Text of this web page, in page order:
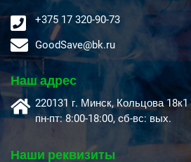
+375 17 320-90-73
GoodSave@bk.ru
Наш адрес
220131 г. Минск, Кольцова 18к1
пн-пт: 8:00-18:00, cб-вс: вых.
Наши реквизиты